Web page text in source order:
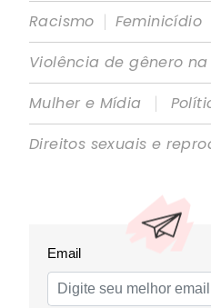
Racismo | Feminicídio
Violência de gênero
Mulher e Mídia
|
Direitos sexuais e